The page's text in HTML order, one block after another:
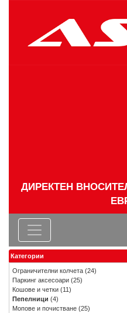
ДИРЕКТЕН
Категории
Ограничителни колчета (24)
Паркинг аксесоари (25)
Кошове и четки (11)
Пепелници (4)
Мопове и почистване (25)